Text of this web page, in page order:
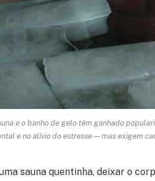
e o banho de gelo têm ganhado
e no alívio do estresse — mas exigem
sauna quentinha, deixar o